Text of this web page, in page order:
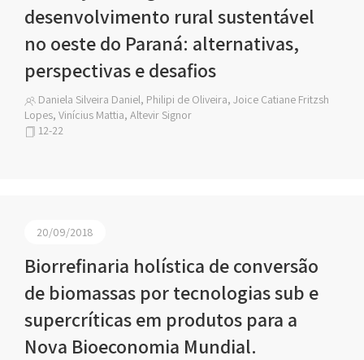
desenvolvimento rural sustentável
no oeste do Paraná: alternativas,
perspectivas e desafios
Daniela Silveira Daniel, Philipi de Oliveira, Joice Catiane Fritzsh
Lopes, Vinícius Mattia, Altevir Signor
12-22
20/09/2018
Biorrefinaria holística de conversão
de biomassas por tecnologias sub e
supercríticas em produtos para a
Nova Bioeconomia Mundial.